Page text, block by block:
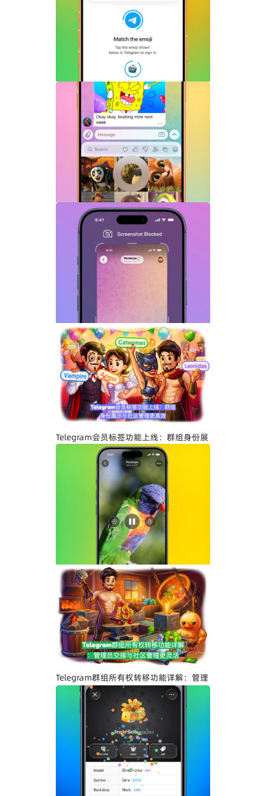
Telegram Login是什么？Telegram账号
一键登录功能全面解析
Telegram机器人流式响应功能详解：AI回
复实时生成体验升级
Telegram GIF标题功能上线：动态图也能
添加文字说明与表情内容
Telegram关闭私聊分享功能详解：增强聊
天隐私与内容保护
Telegram会员标签功能上线：群组身份展
示与社区管理更高效
Telegram界面全面升级：安卓版全新设
计、iOS Liquid Glass优化与操作体验提
升
Telegram群组所有权转移功能详解：管理
员交接与社区管理更灵活